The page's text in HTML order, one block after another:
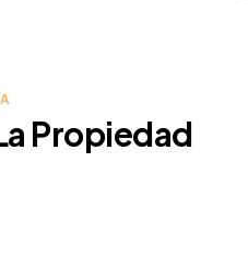
Propiedad